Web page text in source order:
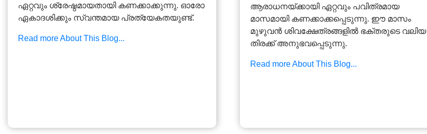
ഏറ്റവും ശ്രേഷ്ഠമായതായി കണക്കാക്കുന്നു. ഓരോ
ഏകാദശിക്കും സ്വന്തമായ പ്രത്യേകതയുണ്ട്.
Read more About This Blog...
ആരാധനയ്ക്കായി ഏറ്റവും പവിത്രമായ
മാസമായി കണക്കാക്കപ്പെടുന്നു. ഈ മാസം
മുഴുവൻ ശിവക്ഷേത്രങ്ങളിൽ ഭക്തരുടെ വലിയ
തിരക്ക് അനുഭവപ്പെടുന്നു.
Read more About This Blog...